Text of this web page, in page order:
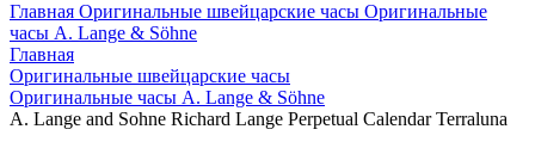
Главная Оригинальные швейцарские часы Оригинальные
часы A. Lange & Söhne
Главная
Оригинальные швейцарские часы
Оригинальные часы A. Lange & Söhne
A. Lange and Sohne Richard Lange Perpetual Calendar Terraluna